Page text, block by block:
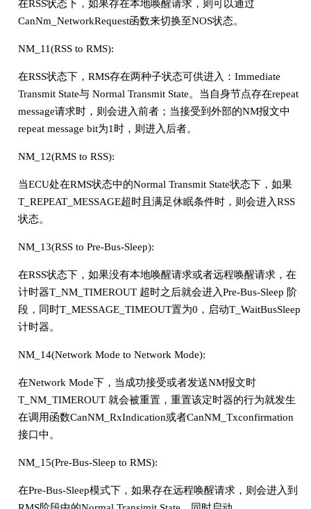
在RSS状态下，如果存在本地唤醒请求，则可以通过
CanNm_NetworkRequest函数来切换至NOS状态。
NM_11(RSS to RMS):
在RSS状态下，RMS存在两种子状态可供进入：Immediate
Transmit State与 Normal Transmit State。当自身节点存在repeat
message请求时，则会进入前者；当接受到外部的NM报文中
repeat message bit为1时，则进入后者。
NM_12(RMS to RSS):
当ECU处在RMS状态中的Normal Transmit State状态下，如果
T_REPEAT_MESSAGE超时且满足休眠条件时，则会进入RSS
状态。
NM_13(RSS to Pre-Bus-Sleep):
在RSS状态下，如果没有本地唤醒请求或者远程唤醒请求，在
计时器T_NM_TIMEROUT 超时之后就会进入Pre-Bus-Sleep 阶
段，同时T_MESSAGE_TIMEOUT置为0，启动T_WaitBusSleep
计时器。
NM_14(Network Mode to Network Mode):
在Network Mode下，当成功接受或者发送NM报文时
T_NM_TIMEROUT 就会被重置，重置该定时器的行为就发生
在调用函数CanNM_RxIndication或者CanNM_Txconfirmation
接口中。
NM_15(Pre-Bus-Sleep to RMS):
在Pre-Bus-Sleep模式下，如果存在远程唤醒请求，则会进入到